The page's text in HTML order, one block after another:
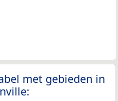
met gebieden in